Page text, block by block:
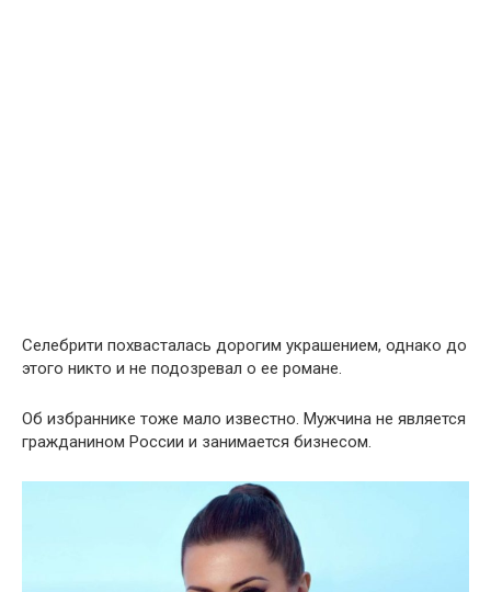
Селебрити похвасталась дорогим украшением, однако до
этого никто и не подозревал о ее романе.
Об избраннике тоже мало известно. Мужчина не является
гражданином России и занимается бизнесом.